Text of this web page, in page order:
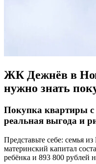
ЖК Дежнёв в
нужно знать
Покупка квартиры
реальная выгода и
Представьте себе: семья
материнский капитал
ребёнка и 893 800 рублей